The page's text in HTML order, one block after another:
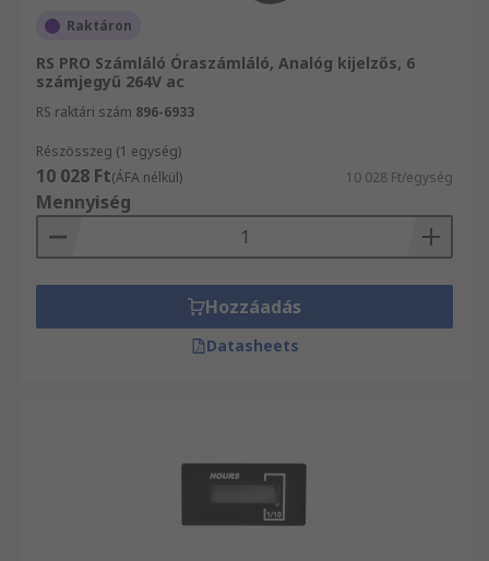
Raktáron
RS PRO Számláló Óraszámláló, Analóg kijelzős, 6
számjegyű 264V ac
RS raktári szám 896-6933
Részösszeg (1 egység)
10 028 Ft(ÁFA nélkül) 10 028 Ft/egység
Mennyiség
Hozzáadás
Datasheets